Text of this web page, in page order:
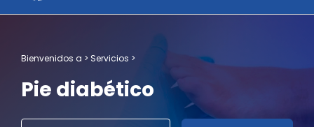
Bienvenidos a > Servicios >
Pie diabético